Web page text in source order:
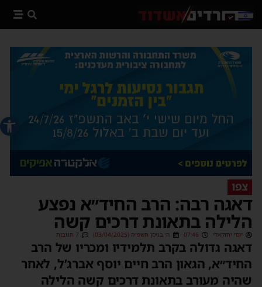
פתח
צפו
דאגה רבה: הרב החיד״א נפצע
הלילה בתאונת דרכים קשה
יוסי יחזקאלי 07:46 ה׳ בניסן תשפ״ה (03/04/2025) 7 תגובות
דאגה גדולה בקרב תלמידיו ומכריו של הרב
החיד״א, הגאון הרב חיים יוסף אברג’ל, לאחר
שהיה מעורב בתאונת דרכים קשה הלילה